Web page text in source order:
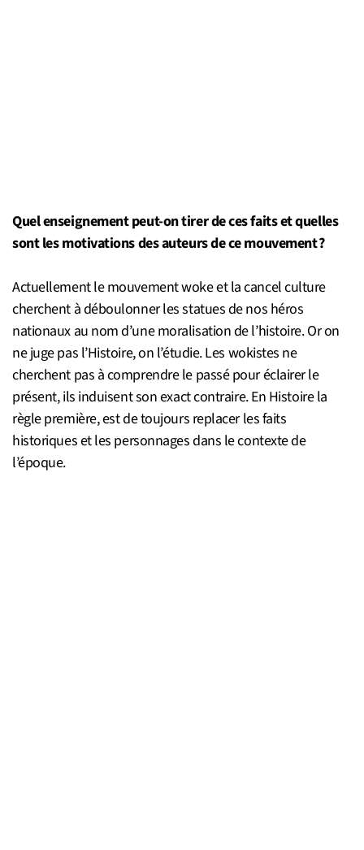
Quel enseignement peut-on tirer de ces faits et quelles
sont les motivations des auteurs de ce mouvement ?
Actuellement le mouvement woke et la cancel culture
cherchent à déboulonner les statues de nos héros
nationaux au nom d’une moralisation de l’histoire. Or on
ne juge pas l’Histoire, on l’étudie. Les wokistes ne
cherchent pas à comprendre le passé pour éclairer le
présent, ils induisent son exact contraire. En Histoire la
règle première, est de toujours replacer les faits
historiques et les personnages dans le contexte de
l’époque.